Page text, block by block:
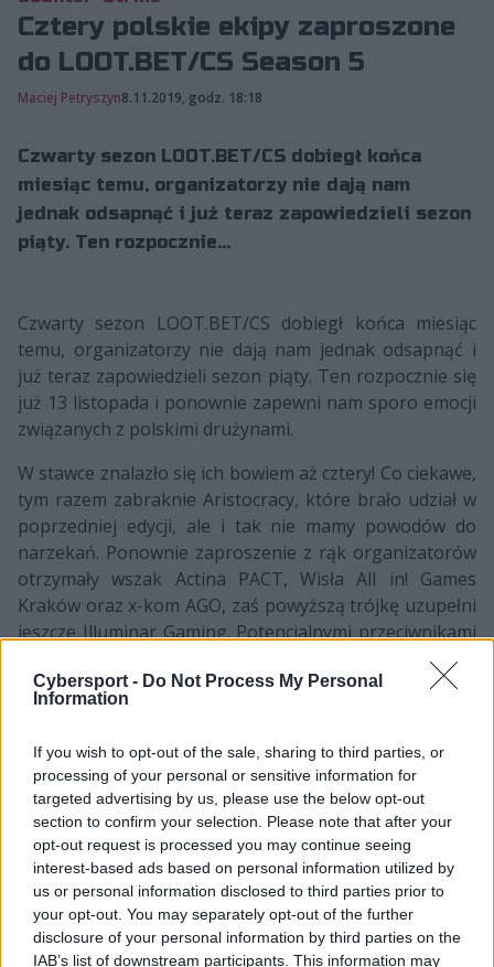
Cybersport - Do Not Process My Personal
Information
If you wish to opt-out of the sale, sharing to third parties, or
processing of your personal or sensitive information for
targeted advertising by us, please use the below opt-out
section to confirm your selection. Please note that after your
opt-out request is processed you may continue seeing
interest-based ads based on personal information utilized by
us or personal information disclosed to third parties prior to
your opt-out. You may separately opt-out of the further
disclosure of your personal information by third parties on the
IAB’s list of downstream participants. This information may
Cztery polskie ekipy zaproszone
do LOOT.BET/CS Season 5
Maciej Petryszyn8.11.2019, godz. 18:18
Czwarty sezon LOOT.BET/CS dobiegł końca
miesiąc temu, organizatorzy nie dają nam
jednak odsapnąć i już teraz zapowiedzieli sezon
piąty. Ten rozpocznie...
Czwarty sezon LOOT.BET/CS dobiegł końca miesiąc
temu, organizatorzy nie dają nam jednak odsapnąć i
już teraz zapowiedzieli sezon piąty. Ten rozpocznie się
już 13 listopada i ponownie zapewni nam sporo emocji
związanych z polskimi drużynami.
W stawce znalazło się ich bowiem aż cztery! Co ciekawe,
tym razem zabraknie Aristocracy, które brało udział w
poprzedniej edycji, ale i tak nie mamy powodów do
narzekań. Ponownie zaproszenie z rąk organizatorów
otrzymały wszak Actina PACT, Wisła All in! Games
Kraków oraz x-kom AGO, zaś powyższą trójkę uzupełni
jeszcze Illuminar Gaming. Potencjalnymi przeciwnikami
całej czwórki będą natomiast m.in. grające na co dzień w
ESL Pro League HellRaisers czy też rywalizujące na
poziomie ESEA Mountain Dew League Team Heretics i
Na ten moment lista uczestników zawodów
głównych prezentuje się następująco:
Actina PACT
HAVU
Gaming
HellRaisers
Team
Heretics